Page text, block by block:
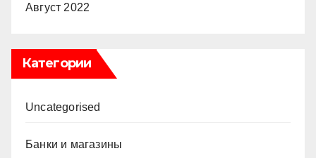
Август 2022
Категории
Uncategorised
Банки и магазины